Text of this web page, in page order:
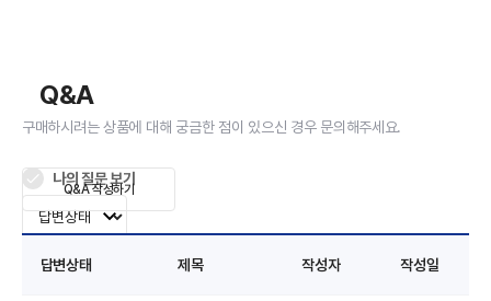
Q&A
구매하시려는 상품에 대해 궁금한 점이 있으신 경우 문의해주세요.
나의 질문 보기
답변상태 제목 작성자 작성일
Q&A 작성하기